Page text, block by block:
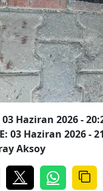
Haziran 2026 -
03 Haziran 2026 -
Aksoy